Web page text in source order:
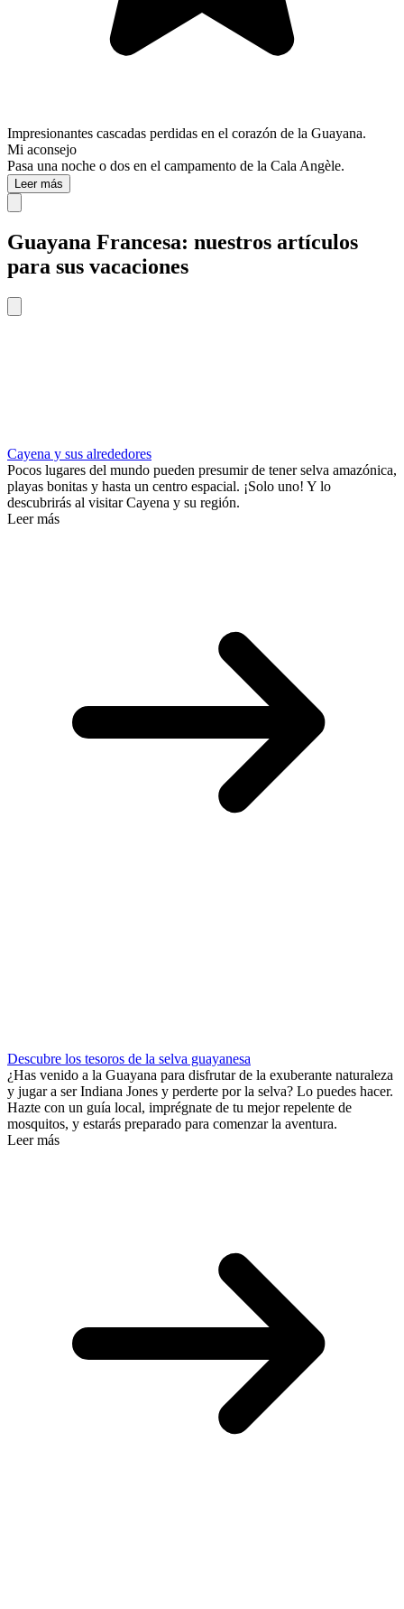
Impresionantes cascadas perdidas en el corazón de la Guayana.
Mi aconsejo
Pasa una noche o dos en el campamento de la Cala Angèle.
Leer más
Guayana Francesa: nuestros artículos
para sus vacaciones
Cayena y sus alrededores
Pocos lugares del mundo pueden presumir de tener selva amazónica,
playas bonitas y hasta un centro espacial. ¡Solo uno! Y lo
descubrirás al visitar Cayena y su región.
Leer más
Descubre los tesoros de la selva guayanesa
¿Has venido a la Guayana para disfrutar de la exuberante naturaleza
y jugar a ser Indiana Jones y perderte por la selva? Lo puedes hacer.
Hazte con un guía local, imprégnate de tu mejor repelente de
mosquitos, y estarás preparado para comenzar la aventura.
Leer más